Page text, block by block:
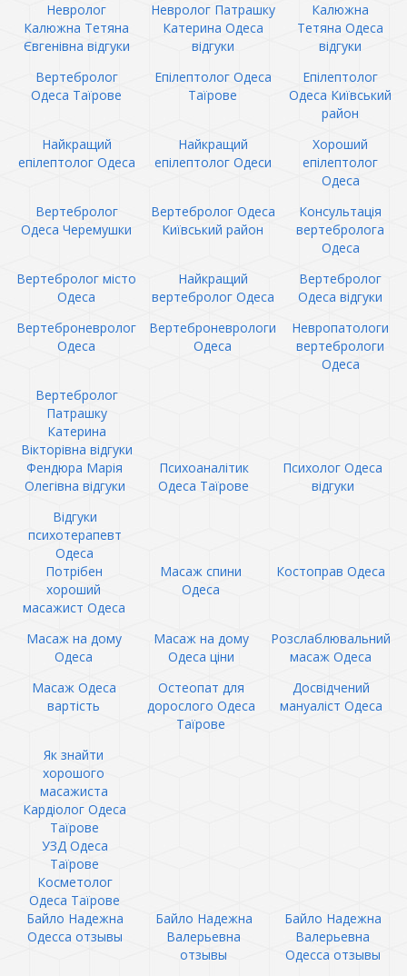
Невролог
Калюжна Тетяна
Євгенівна відгуки
Невролог Патрашку
Катерина Одеса
відгуки
Калюжна
Тетяна Одеса
відгуки
Вертебролог
Одеса Таїрове
Епілептолог Одеса
Таїрове
Епілептолог
Одеса Київський
район
Найкращий
епілептолог Одеса
Найкращий
епілептолог Одеси
Хороший
епілептолог
Одеса
Вертебролог
Одеса Черемушки
Вертебролог Одеса
Київський район
Консультація
вертебролога
Одеса
Вертебролог місто
Одеса
Найкращий
вертебролог Одеса
Вертебролог
Одеса відгуки
Вертеброневролог
Одеса
Вертеброневрологи
Одеса
Невропатологи
вертебрологи
Одеса
Вертебролог
Патрашку
Катерина
Вікторівна відгуки
Фендюра Марія
Олегівна відгуки
Психоаналітик
Одеса Таїрове
Психолог Одеса
відгуки
Відгуки
психотерапевт
Одеса
Потрібен
хороший
масажист Одеса
Масаж спини
Одеса
Костоправ Одеса
Масаж на дому
Одеса
Масаж на дому
Одеса ціни
Розслаблювальний
масаж Одеса
Масаж Одеса
вартість
Остеопат для
дорослого Одеса
Таїрове
Досвідчений
мануаліст Одеса
Як знайти
хорошого
масажиста
Кардіолог Одеса
Таїрове
УЗД Одеса
Таїрове
Косметолог
Одеса Таїрове
Байло Надежна
Одесса отзывы
Байло Надежна
Валерьевна
отзывы
Байло Надежна
Валерьевна
Одесса отзывы